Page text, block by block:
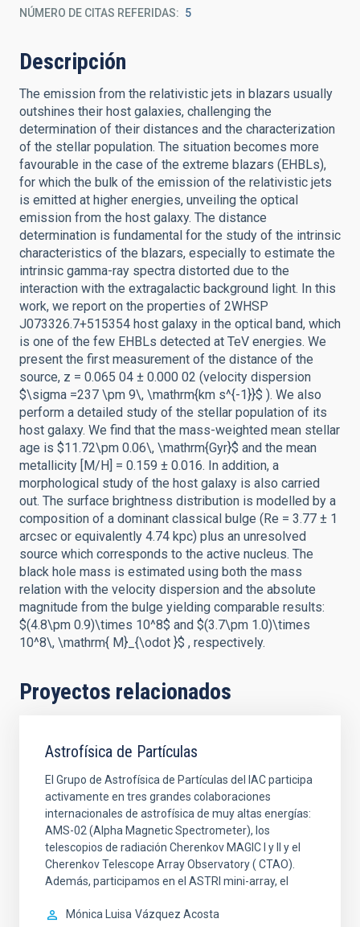
NÚMERO DE CITAS REFERIDAS 5
Descripción
The emission from the relativistic jets in blazars usually
outshines their host galaxies, challenging the
determination of their distances and the characterization
of the stellar population. The situation becomes more
favourable in the case of the extreme blazars (EHBLs),
for which the bulk of the emission of the relativistic jets
is emitted at higher energies, unveiling the optical
emission from the host galaxy. The distance
determination is fundamental for the study of the intrinsic
characteristics of the blazars, especially to estimate the
intrinsic gamma-ray spectra distorted due to the
interaction with the extragalactic background light. In this
work, we report on the properties of 2WHSP
J073326.7+515354 host galaxy in the optical band, which
is one of the few EHBLs detected at TeV energies. We
present the first measurement of the distance of the
source, z = 0.065 04 ± 0.000 02 (velocity dispersion
$\sigma =237 \pm 9\, \mathrm{km s^{-1}}$ ). We also
perform a detailed study of the stellar population of its
host galaxy. We find that the mass-weighted mean stellar
age is $11.72\pm 0.06\, \mathrm{Gyr}$ and the mean
metallicity [M/H] = 0.159 ± 0.016. In addition, a
morphological study of the host galaxy is also carried
out. The surface brightness distribution is modelled by a
composition of a dominant classical bulge (Re = 3.77 ± 1
arcsec or equivalently 4.74 kpc) plus an unresolved
source which corresponds to the active nucleus. The
black hole mass is estimated using both the mass
relation with the velocity dispersion and the absolute
magnitude from the bulge yielding comparable results:
$(4.8\pm 0.9)\times 10^8$ and $(3.7\pm 1.0)\times
10^8\, \mathrm{ M}_{\odot }$ , respectively.
Proyectos relacionados
Astrofísica de Partículas
El Grupo de Astrofísica de Partículas del IAC participa
activamente en tres grandes colaboraciones
internacionales de astrofísica de muy altas energías:
AMS-02 (Alpha Magnetic Spectrometer), los
telescopios de radiación Cherenkov MAGIC I y II y el
Cherenkov Telescope Array Observatory ( CTAO).
Además, participamos en el ASTRI mini-array, el
Mónica Luisa Vázquez Acosta